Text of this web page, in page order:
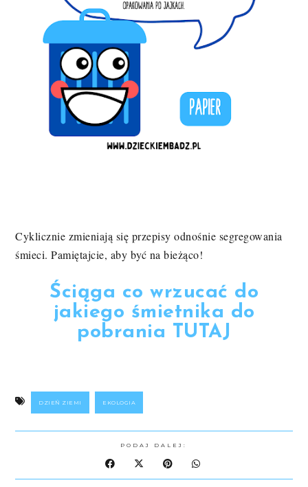
Cyklicznie zmieniają się przepisy odnośnie segregowania
śmieci. Pamiętajcie, aby być na bieżąco!
Ściąga co wrzucać do
jakiego śmietnika do
pobrania TUTAJ
DZIEŃ ZIEMI EKOLOGIA
PODAJ DALEJ: